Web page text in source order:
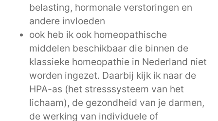
belasting, hormonale verstoringen en
andere invloeden
ook heb ik ook homeopathische
middelen beschikbaar die binnen de
klassieke homeopathie in Nederland niet
worden ingezet. Daarbij kijk ik naar de
HPA-as (het stresssysteem van het
lichaam), de gezondheid van je darmen,
de werking van individuele of